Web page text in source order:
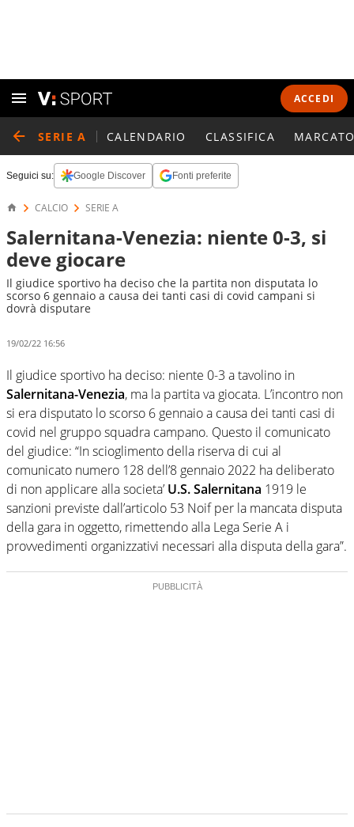
ACCEDI
SERIE A CALENDARIO CLASSIFICA
Seguici su: Google Discover Fonti preferite
CALCIO SERIE A
Salernitana-Venezia: niente 0-3, si
deve giocare
Il giudice sportivo ha deciso che la partita non disputata lo
scorso 6 gennaio a causa dei tanti casi di covid campani si
dovrà disputare
19/02/22 16:56
Il giudice sportivo ha deciso: niente 0-3 a tavolino in
Salernitana-Venezia, ma la partita va giocata. L’incontro non
si era disputato lo scorso 6 gennaio a causa dei tanti casi di
covid nel gruppo squadra campano. Questo il comunicato
del giudice: “In scioglimento della riserva di cui al
comunicato numero 128 dell’8 gennaio 2022 ha deliberato
di non applicare alla societa’ U.S. Salernitana 1919 le
sanzioni previste dall’articolo 53 Noif per la mancata disputa
della gara in oggetto, rimettendo alla Lega Serie A i
provvedimenti organizzativi necessari alla disputa della gara”.